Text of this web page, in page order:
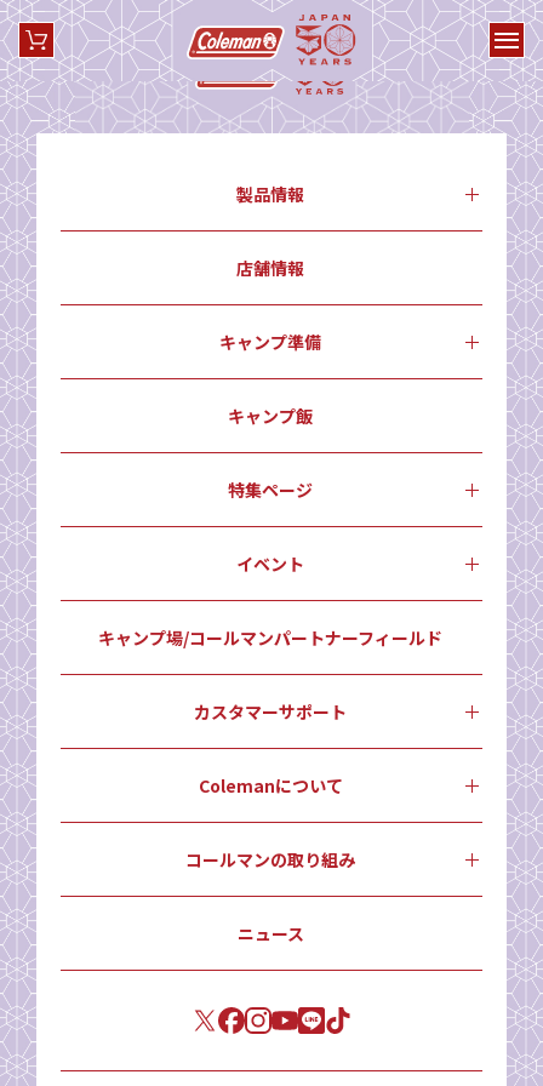
製品情報
店舗情報
キャンプ準備
キャンプ飯
特集ページ
イベント
キャンプ場/コールマンパートナーフィールド
カスタマーサポート
Colemanについて
コールマンの取り組み
ニュース